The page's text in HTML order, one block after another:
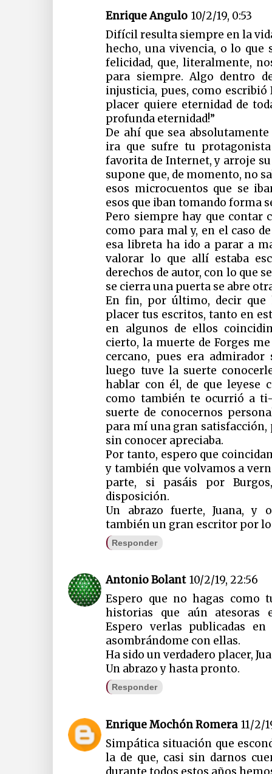
Enrique Angulo 10/2/19, 0:53
Difícil resulta siempre en la
hecho, una vivencia, o lo que
felicidad, que, literalmente,
para siempre. Algo dentro
injusticia, pues, como escribió
placer quiere eternidad de
profunda eternidad!”
De ahí que sea
ira que sufre tu
favorita de Internet, y arroje
supone que, de momento, no
esos microcuentos que se
esos que iban tomando forma
Pero siempre hay que contar
como para mal y, en el caso
esa libreta ha ido a parar a
valorar lo que allí estaba
derechos de autor, con lo que
se cierra una puerta se abre
En fin, por último, decir que
placer tus escritos, tanto en
en algunos de ellos
cierto, la muerte de Forges
cercano, pues era admirador
luego tuve la suerte
hablar con él, de que leyese
como también te ocurrió a
suerte de conocernos
para mí una gran satisfacción,
sin conocer apreciaba.
Por tanto, espero que
y también que volvamos a
parte, si pasáis por
disposición.
Un abrazo fuerte, Juana, y
también un gran escritor por lo
Responder
Antonio Bolant 10/2/19, 22:56
Espero que no hagas
historias que aún atesoras
Espero verlas publicadas
asombrándome con ellas.
Ha sido un verdadero placer,
Un abrazo y hasta pronto.
Responder
Enrique Mochón Romera 11/2/
Simpática situación que
la de que, casi sin darnos